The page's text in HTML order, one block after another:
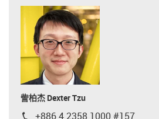
訾柏杰 Dexter Tzu
+886 4 2358 1000 #157